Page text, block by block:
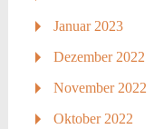
Januar 2023
Dezember 2022
November 2022
Oktober 2022